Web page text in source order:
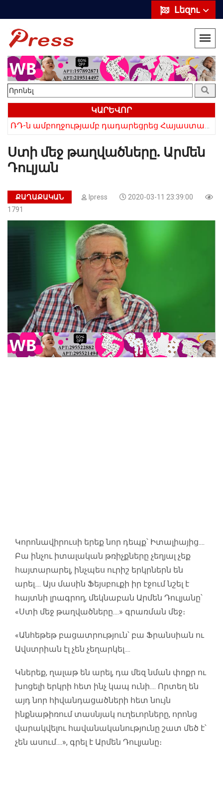
Լեզու
ԿԱՐԵՎՈՐ
Ստի մեջ թաղվածները. Արմեն
Դուլյան
ՔԱՂԱՔԱԿԱՆ Ipress
2020-03-11 23:39:00
1791
Կորոնավիրուսի երեք նոր դեպք՝ Իտալիայից....
Բա ինչու իտալական թռիչքները չեղյալ չեք
հայտարարել, ինչպես ուրիշ երկրներն են
արել.... Այս մասին Ֆեյսբուքի իր էջում նշել է
հայտնի լրագրող, մեկնաբան Արմեն Դուլյանը՝
«Ստի մեջ թաղվածները....» գրառման մեջ։
«Անհեթեթ բացատրություն՝ բա Ֆրանսիան ու
Ավստրիան էլ չեն չեղարկել....
Կներեք, ղալաթ են արել, դա մեզ նման փոքր ու
խոցելի երկրի հետ ինչ կապ ունի.... Որտեղ են
այդ նոր հիվանդացածների հետ նույն
ինքնաթիռում տասնյակ ուղեւորները, որոնց
վարակվելու հավանականությունը շատ մեծ է՝
չեն ասում....», գրել է Արմեն Դուլյանը։